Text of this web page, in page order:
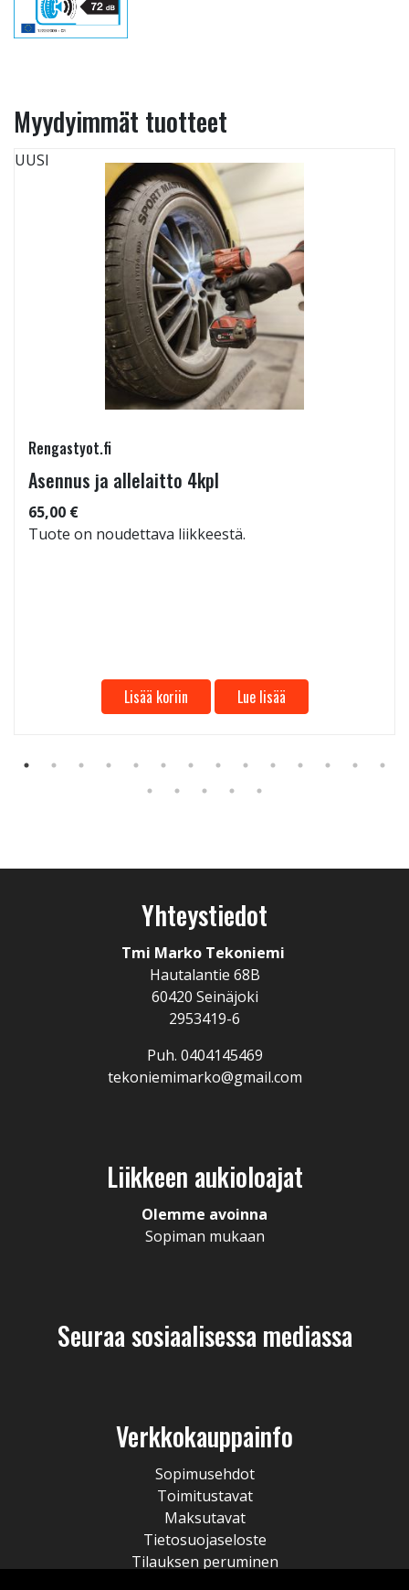
Myydyimmät tuotteet
UUSI
Rengastyot.fi
Asennus ja allelaitto 4kpl
65,00 €
Tuote on noudettava liikkeestä.
Lisää koriin Lue lisää
Yhteystiedot
Tmi Marko Tekoniemi
Hautalantie 68B
60420 Seinäjoki
2953419-6
Puh. 0404145469
tekoniemimarko@gmail.com
Liikkeen aukioloajat
Olemme avoinna
Sopiman mukaan
Seuraa sosiaalisessa mediassa
Verkkokauppainfo
Sopimusehdot
Toimitustavat
Maksutavat
Tietosuojaseloste
Tilauksen peruminen